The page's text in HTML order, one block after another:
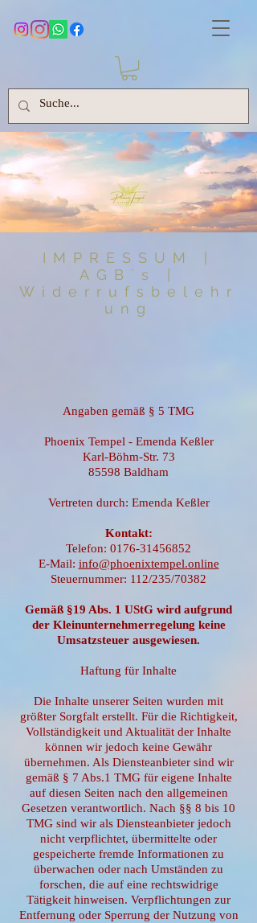
IMPRESSUM |
AGB´s |
Widerrufsbelehr
ung
Angaben gemäß § 5 TMG
Phoenix Tempel - Emenda Keßler
Karl-Böhm-Str. 73
85598 Baldham
Vertreten durch: Emenda Keßler
Kontakt:
Telefon: 0176-31456852
E-Mail: info@phoenixtempel.online
Steuernummer: 112/235/70382
Gemäß §19 Abs. 1 UStG wird aufgrund
der Kleinunternehmerregelung keine
Umsatzsteuer ausgewiesen.
Haftung für Inhalte
Die Inhalte unserer Seiten wurden mit
größter Sorgfalt erstellt. Für die Richtigkeit,
Vollständigkeit und Aktualität der Inhalte
können wir jedoch keine Gewähr
übernehmen. Als Diensteanbieter sind wir
gemäß § 7 Abs.1 TMG für eigene Inhalte
auf diesen Seiten nach den allgemeinen
Gesetzen verantwortlich. Nach §§ 8 bis 10
TMG sind wir als Diensteanbieter jedoch
nicht verpflichtet, übermittelte oder
gespeicherte fremde Informationen zu
überwachen oder nach Umständen zu
forschen, die auf eine rechtswidrige
Tätigkeit hinweisen. Verpflichtungen zur
Entfernung oder Sperrung der Nutzung von